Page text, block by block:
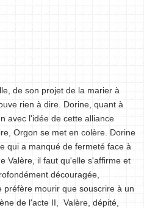
de son projet de la marier à
rien à dire. Dorine, quant à
avec l'idée de cette alliance
Orgon se met en colère. Dorine
qui a manqué de fermeté face à
Valère, il faut qu'elle s'affirme et
découragée,
préfère mourir que souscrire à un
de l'acte II, Valère, dépité,